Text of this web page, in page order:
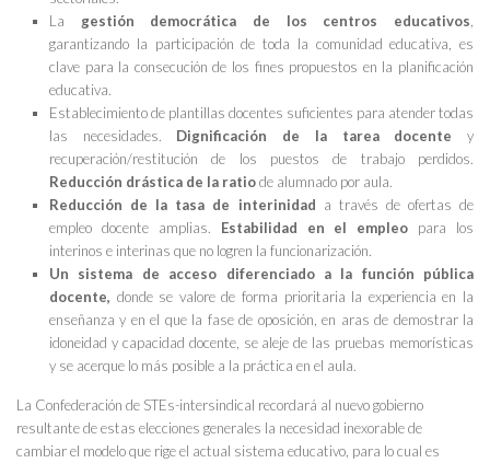
La gestión democrática de los centros educativos
garantizando la participación de toda la comunidad educativa, es
clave para la consecución de los fines propuestos en la planificación
educativa.
Establecimiento de plantillas docentes suficientes para atender todas
las necesidades. Dignificación de la tarea docente y
recuperación/restitución de los puestos de trabajo perdidos.
Reducción drástica de la ratiode alumnado por aula.
Reducción de la tasa de interinidad a través de ofertas de
empleo docente amplias. Estabilidad en el empleo para los
interinos e interinas que no logren la funcionarización.
Un sistema de acceso diferenciado a la función pública
docente, donde se valore de forma prioritaria la experiencia en la
enseñanza y en el que la fase de oposición, en aras de demostrar la
idoneidad y capacidad docente, se aleje de las pruebas memorísticas
y se acerque lo más posible a la práctica en el aula.
La Confederación de STEs-intersindical recordará al nuevo gobierno
resultante de estas elecciones generales la necesidad inexorable de
cambiar el modelo que rige el actual sistema educativo, para lo cual es